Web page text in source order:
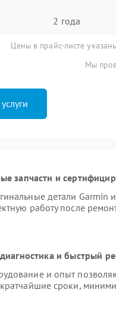
2 года
Цены в прайс-листе
Мы
запчасти и
детали
работу после
и быстрый
и опыт
сроки,